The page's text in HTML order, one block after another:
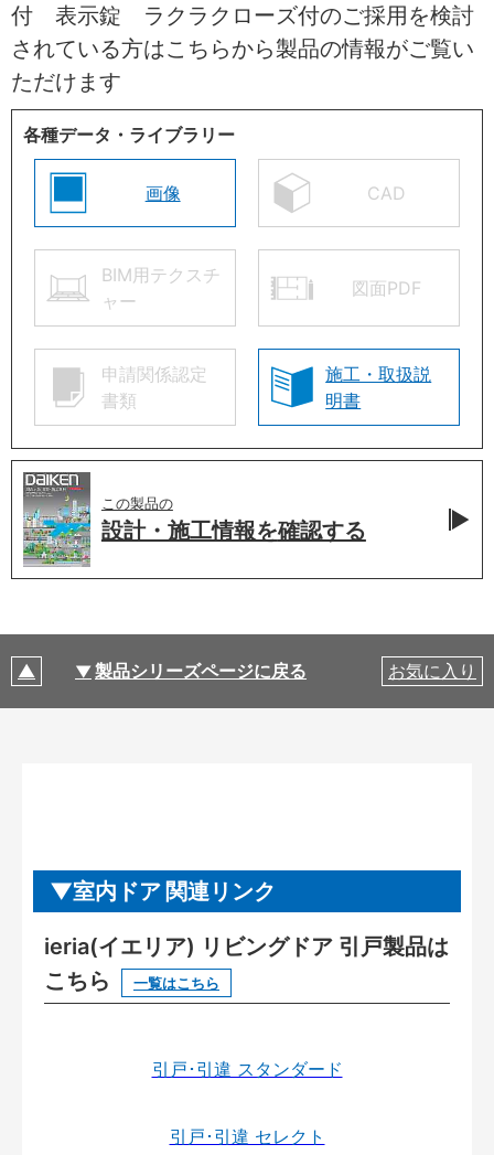
付 表示錠 ラクラクローズ付のご採用を検討
されている方はこちらから製品の情報がご覧い
ただけます
各種データ・ライブラリー
画像 CAD
BIM用テクスチ
ャー
図面PDF
申請関係認定
書類
施工・取扱説
明書
この製品の
設計・施工情報を確認する
製品シリーズページに戻る お気に入り
室内ドア 関連リンク
ieria(イエリア) リビングドア 引戸製品は
こちら
一覧はこちら
引戸･引違 スタンダード
引戸･引違 セレクト